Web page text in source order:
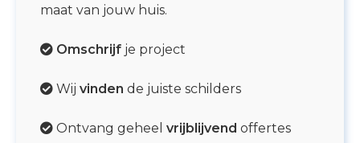
maat van jouw huis.
Omschrijf je project
Wij vinden de juiste schilders
Ontvang geheel vrijblijvend offertes